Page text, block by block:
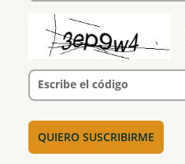
Escribe el código